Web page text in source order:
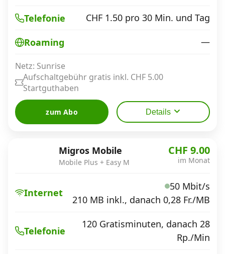
Telefonie CHF 1.50 pro 30 Min. und Tag
Roaming —
Netz: Sunrise
Aufschaltgebühr gratis inkl. CHF 5.00
Startguthaben
zum Abo Details
Migros Mobile
Mobile Plus + Easy M
CHF 9.00
im Monat
Internet
50 Mbit/s
210 MB inkl., danach 0,28 Fr./MB
Telefonie
120 Gratisminuten, danach 28
Rp./Min